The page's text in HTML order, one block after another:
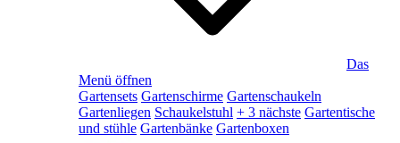
Das
Menü öffnen
Gartensets Gartenschirme Gartenschaukeln
Gartenliegen Schaukelstuhl + 3 nächste Gartentische
und stühle Gartenbänke Gartenboxen